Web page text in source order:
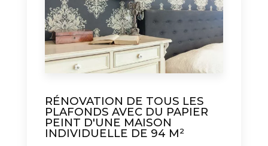
RÉNOVATION DE TOUS LES
PLAFONDS AVEC DU PAPIER
PEINT D'UNE MAISON
INDIVIDUELLE DE 94 M²